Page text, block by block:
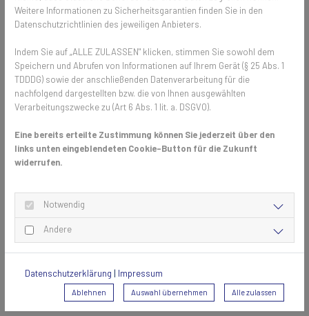
2. Präzises Aufmaß und
maßgeschneiderte Lösungen vor Ort 📏
Ein erfahrener Fachberater kommt zum Kunden nach Hause und
nimmt gemeinsam Maß. Dabei werden individuelle Bedürfnisse
besprochen, Anschauungsmaterial präsentiert und verschiedene
Optionen für Rahmenfarben und Gewebe aufgezeigt. Auf Grundlage
dieser Informationen erstellt der Fachberater ein Angebot. Bei
Zustimmung wird ein weiterer Termin für die Montage der
maßgefertigten Teile vereinbart.
3. Produktion und professionelle
Montage 🔧
Termingerecht und professionell werden die bestellten Produkte von
einem Monteur an den vorgesehenen Orten installiert. Im Anschluss
erfolgt eine kurze Einweisung zur Handhabung und Pflege, um lange
Freude an dem maßgefertigten Insektenschutz zu gewährleisten.
Weitere Informationen zu Sicherheitsgarantien finden Sie in den
Datenschutzrichtlinien des jeweiligen Anbieters.
Indem Sie auf „ALLE ZULASSEN" klicken, stimmen Sie sowohl dem
Speichern und Abrufen von Informationen auf Ihrem Gerät (§ 25 Abs. 1
TDDDG) sowie der anschließenden Datenverarbeitung für die
nachfolgend dargestellten bzw. die von Ihnen ausgewählten
Verarbeitungszwecke zu (Art 6 Abs. 1 lit. a. DSGVO).
Eine bereits erteilte Zustimmung können Sie jederzeit über den
links unten eingeblendeten Cookie-Button für die Zukunft
widerrufen.
Notwendig
Andere
Datenschutzerklärung | Impressum
Ablehnen Auswahl übernehmen Alle zulassen